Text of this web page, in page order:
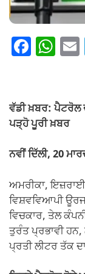
F
e
b
o
o
k
W
s
A
p
p
ਵੱਡੀ ਖ਼ਬਰ: ਪੈਟਰੋਲ
ਪੜ੍ਹੋ ਪੂਰੀ ਖ਼ਬਰ
ਨਵੀਂ ਦਿੱਲੀ, 20
ਅਮਰੀਕਾ,
ਵਿਸ਼ਵਵਿਆਪੀ
ਵਿਚਕਾਰ, ਤੇਲ
ਤੁਰੰਤ ਪ੍ਰਭਾਵੀ
ਪ੍ਰਤੀ ਲੀਟਰ ਤੱਕ ਦਾ